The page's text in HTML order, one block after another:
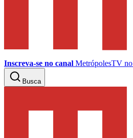
Inscreva-se no canal MetrópolesTV no
Busca